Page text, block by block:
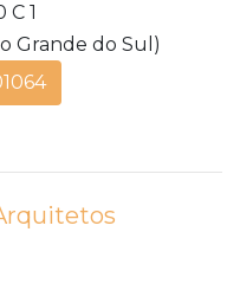
1
Grande do Sul)